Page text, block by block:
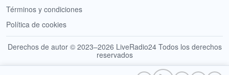
Términos y condiciones
Política de cookies
Derechos de autor © 2023–2026 LiveRadio24 Todos los derechos
reservados